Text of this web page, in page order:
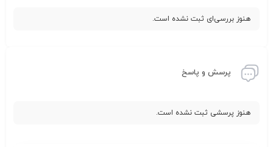
هنوز بررسی‌ای ثبت نشده است.
پرسش و پاسخ
هنوز پرسشی ثبت نشده است.